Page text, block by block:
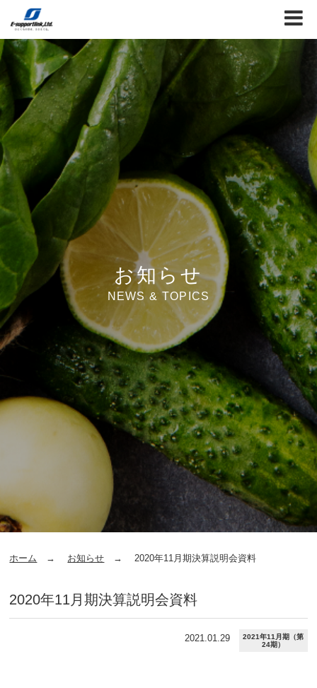
お知らせ
NEWS & TOPICS
ホーム お知らせ 2020年11月期決算説明会資料
2020年11月期決算説明会資料
2021.01.29
2021年11月期（第
24期）